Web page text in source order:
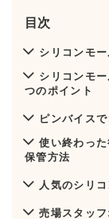
目次
シリコンモー
シリコンモ
つのポイント
ピンバイス
使い終わっ
保管方法
人気のシリ
売場スタッ